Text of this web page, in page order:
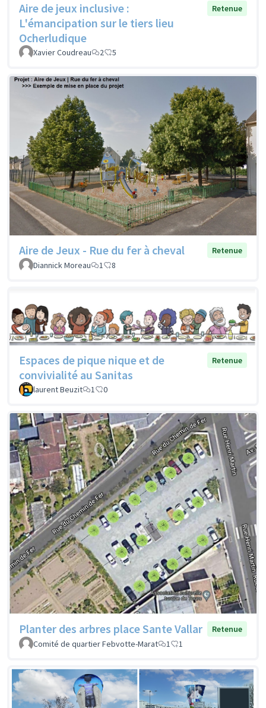
Aire de jeux inclusive :
L'émancipation sur le tiers lieu
Ocherludique
Retenue
Xavier Coudreau 2 5
Aire de Jeux - Rue du fer à cheval
Retenue
Diannick Moreau
1 8
Espaces de pique nique et de
convivialité au Sanitas
Retenue
laurent Beuzit 1 0
Planter des arbres place Sante Vallar
Retenue
Comité de quartier Febvotte-Marat
1 1